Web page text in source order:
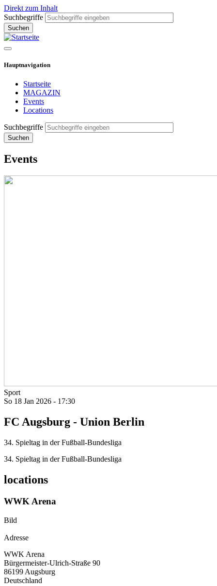
Direkt zum Inhalt
Suchbegriffe
Hauptnavigation
Startseite
MAGAZIN
Events
Locations
Suchbegriffe
Events
Sport
So 18 Jan 2026 - 17:30
FC Augsburg - Union Berlin
34. Spieltag in der Fußball-Bundesliga
34. Spieltag in der Fußball-Bundesliga
locations
WWK Arena
Bild
Adresse
WWK Arena
Bürgermeister-Ulrich-Straße 90
86199 Augsburg
Deutschland